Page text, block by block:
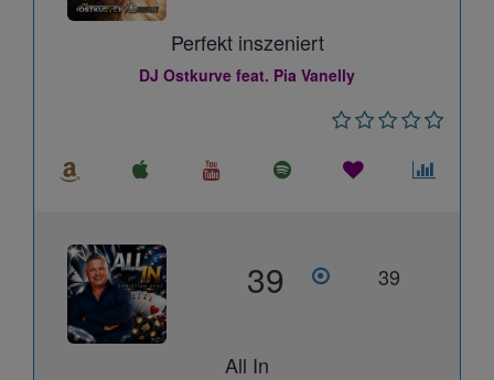
Perfekt inszeniert
DJ Ostkurve feat. Pia Vanelly
39 39
All In